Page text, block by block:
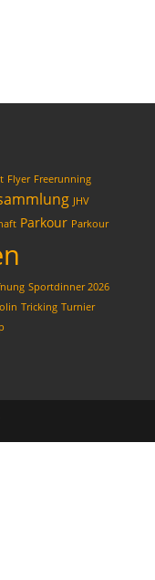
Flyer Freerunning
JHV
Parkour Parkour
Sportdinner 2026
Tricking Turnier